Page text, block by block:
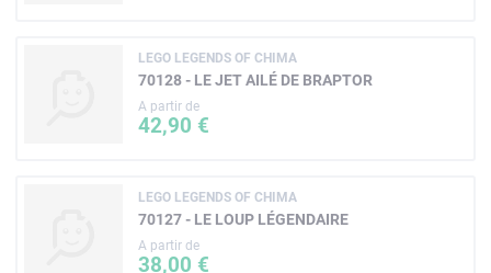
LEGO LEGENDS OF CHIMA
70128 - LE JET AILÉ DE BRAPTOR
A partir de
42,90 €
LEGO LEGENDS OF CHIMA
70127 - LE LOUP LÉGENDAIRE
A partir de
38,00 €